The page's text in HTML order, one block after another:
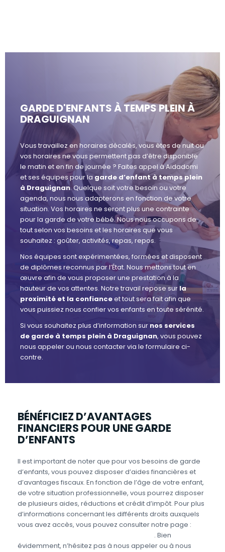
GARDE D'ENFANTS À TEMPS PLEIN À
DRAGUIGNAN
Vous travaillez en horaires décalés, vous êtes de nuit ou
vos horaires ne vous permettent pas d’être disponible
le matin et en fin de journée ? Faites appel à Aidadomi
et ses équipes pour la garde d’enfant à temps plein
à Draguignan. Quelque soit votre besoin ou votre
agenda, nous nous adapterons en fonction de votre
situation. Vos horaires ne seront plus une contrainte
pour la garde de votre bébé. Nous nous occupons de
tout selon vos besoins et les horaires que vous
souhaitez : goûter, activités, repas, repos.
Nos équipes sont expérimentées, formées et disposent
de diplômes reconnus par l’État. Nous mettons tout en
œuvre afin de vous proposer une prestation à la
hauteur de vos attentes. Notre travail repose sur la
proximité et la confianceet tout sera fait afin que
vous puissiez nous confier vos enfants en toute sérénité.
Si vous souhaitez plus d’information sur nos services
de garde à temps plein à Draguignan, vous pouvez
nous appeler ou nous contacter via le formulaire ci-
contre.
BÉNÉFICIEZ D’AVANTAGES
FINANCIERS POUR UNE GARDE
D’ENFANTS
Il est important de noter que pour vos besoins de garde
d’enfants, vous pouvez disposer d’aides financières et
d’avantages fiscaux. En fonction de l’âge de votre enfant,
de votre situation professionnelle, vous pourrez disposer
de plusieurs aides, réductions et crédit d’impôt. Pour plus
d’informations concernant les différents droits auxquels
vous avez accès, vous pouvez consulter notre page :
. Bien
évidemment, n’hésitez pas à nous appeler ou à nous